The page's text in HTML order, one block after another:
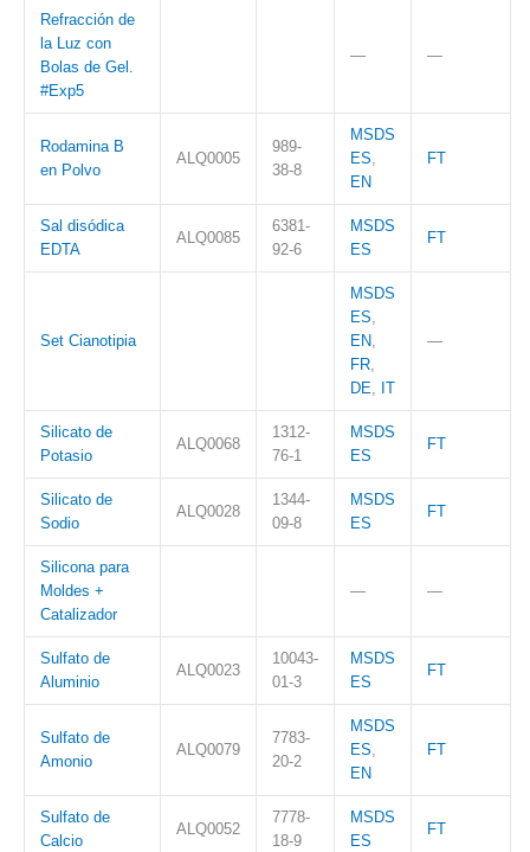
Refracción de
la Luz con
Bolas de Gel.
#Exp5
— —
Rodamina B
en Polvo
ALQ0005
989-
38-8
MSDS
ES,
EN
FT
Sal disódica
EDTA
ALQ0085
6381-
92-6
MSDS
ES
FT
Set Cianotipia
MSDS
ES,
EN,
FR,
DE, IT
—
Silicato de
Potasio
ALQ0068
1312-
76-1
MSDS
ES
FT
Silicato de
Sodio
ALQ0028
1344-
09-8
MSDS
ES
FT
Silicona para
Moldes +
Catalizador
— —
Sulfato de
Aluminio
ALQ0023
10043-
01-3
MSDS
ES
FT
Sulfato de
Amonio
ALQ0079
7783-
20-2
MSDS
ES,
EN
FT
Sulfato de
Calcio
ALQ0052
7778-
18-9
MSDS
ES
FT